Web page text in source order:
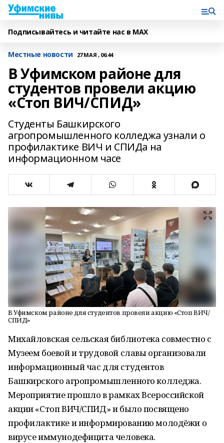
Подписывайтесь и читайте нас в MAX
Местные новости 27 МАЯ , 06:44
В Уфимском районе для
студентов провели акцию
«Стоп ВИЧ/СПИД»
Студенты Башкирского
агропромышленного колледжа узнали о
профилактике ВИЧ и СПИДа на
информационном часе
В Уфимском районе для студентов провели акцию «Стоп ВИЧ/
СПИД»
Михайловская сельская библиотека совместно с
Музеем боевой и трудовой славы организовали
информационный час для студентов
Башкирского агропромышленного колледжа.
Мероприятие прошло в рамках Всероссийской
акции «Стоп ВИЧ/СПИД» и было посвящено
профилактике и информированию молодёжи о
вирусе иммунодефицита человека.